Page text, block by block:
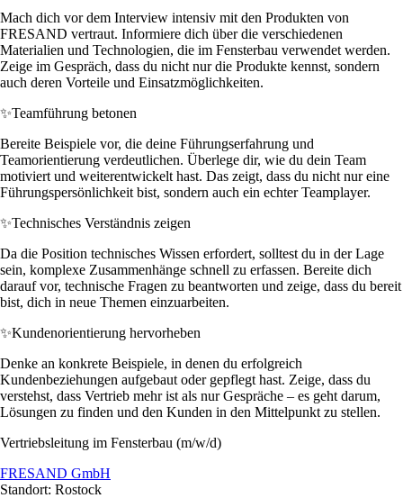
Mach dich vor dem Interview intensiv mit den Produkten von
FRESAND vertraut. Informiere dich über die verschiedenen
Materialien und Technologien, die im Fensterbau verwendet werden.
Zeige im Gespräch, dass du nicht nur die Produkte kennst, sondern
auch deren Vorteile und Einsatzmöglichkeiten.
✨Teamführung betonen
Bereite Beispiele vor, die deine Führungserfahrung und
Teamorientierung verdeutlichen. Überlege dir, wie du dein Team
motiviert und weiterentwickelt hast. Das zeigt, dass du nicht nur eine
Führungspersönlichkeit bist, sondern auch ein echter Teamplayer.
✨Technisches Verständnis zeigen
Da die Position technisches Wissen erfordert, solltest du in der Lage
sein, komplexe Zusammenhänge schnell zu erfassen. Bereite dich
darauf vor, technische Fragen zu beantworten und zeige, dass du bereit
bist, dich in neue Themen einzuarbeiten.
✨Kundenorientierung hervorheben
Denke an konkrete Beispiele, in denen du erfolgreich
Kundenbeziehungen aufgebaut oder gepflegt hast. Zeige, dass du
verstehst, dass Vertrieb mehr ist als nur Gespräche – es geht darum,
Lösungen zu finden und den Kunden in den Mittelpunkt zu stellen.
Vertriebsleitung im Fensterbau (m/w/d)
FRESAND GmbH
Standort: Rostock